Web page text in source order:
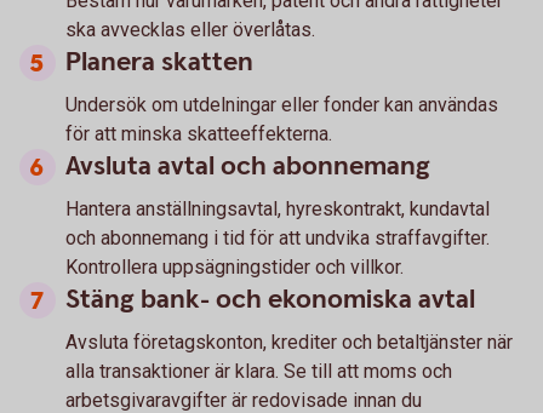
ska avvecklas eller överlåtas.
Planera skatten
Undersök om utdelningar eller fonder kan användas
för att minska skatteeffekterna.
Avsluta avtal och abonnemang
Hantera anställningsavtal, hyreskontrakt, kundavtal
och abonnemang i tid för att undvika straffavgifter.
Kontrollera uppsägningstider och villkor.
Stäng bank- och ekonomiska avtal
Avsluta företagskonton, krediter och betaltjänster när
alla transaktioner är klara. Se till att moms och
arbetsgivaravgifter är redovisade innan du